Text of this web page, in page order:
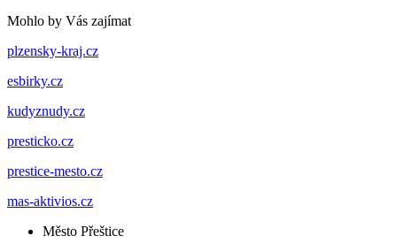
Mohlo by Vás zajímat
plzensky-kraj.cz
esbirky.cz
kudyznudy.cz
presticko.cz
prestice-mesto.cz
mas-aktivios.cz
Město Přeštice